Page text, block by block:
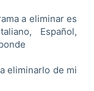
a eliminar es
Español,
eliminarlo de mi